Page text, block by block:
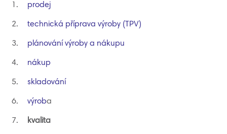
prodej
technická příprava výroby (TPV)
plánování výroby a nákupu
nákup
skladování
výroba
kvalita